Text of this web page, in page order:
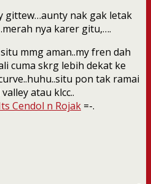
gittew…aunty nak gak letak
nya karer gitu,….
mmg aman..my fren dah
cuma skrg lebih dekat ke
pon tak ramai
atau klcc..
Cendol n Rojak =-.